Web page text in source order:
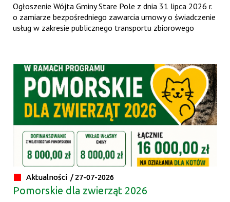
Ogłoszenie Wójta Gminy Stare Pole z dnia 31 lipca 2026 r.
o zamiarze bezpośredniego zawarcia umowy o świadczenie
usług w zakresie publicznego transportu zbiorowego
Aktualności / 27-07-2026
Pomorskie dla zwierząt 2026